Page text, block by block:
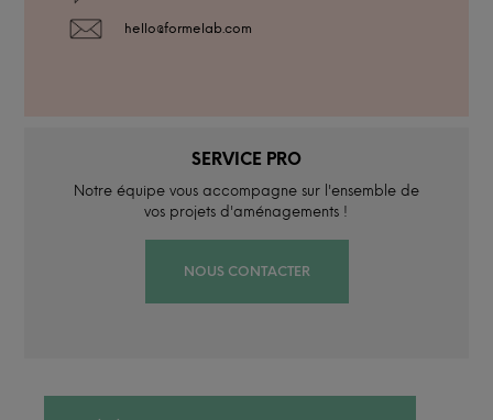
hello@formelab.com
SERVICE PRO
Notre équipe vous accompagne sur l'ensemble de
vos projets d'aménagements !
NOUS CONTACTER